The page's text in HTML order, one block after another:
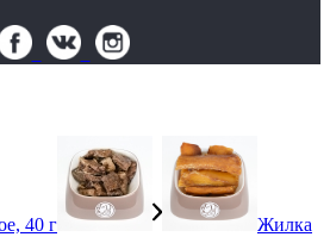
40 г
Жилка